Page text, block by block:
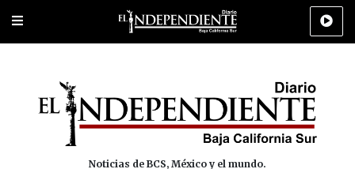
Portada Los Cabos Policiaca Deportes Cultura
Noticias de BCS, México y el mundo.